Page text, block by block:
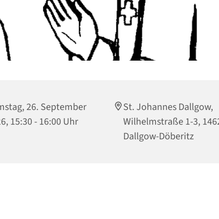
26. September
15:30 - 16:00 Uhr
St. Johannes Dallgow,
Wilhelmstraße 1-3,
Dallgow-Döberitz